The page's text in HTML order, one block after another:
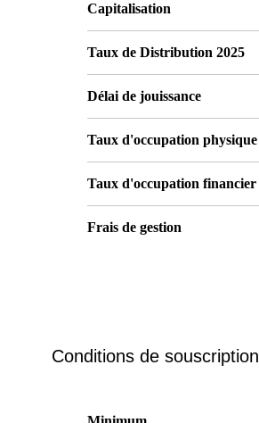
Capitalisation
Taux de Distribution 2025
Délai de jouissance
Taux d'occupation physique
Taux d'occupation financier
Frais de gestion
Conditions de souscription